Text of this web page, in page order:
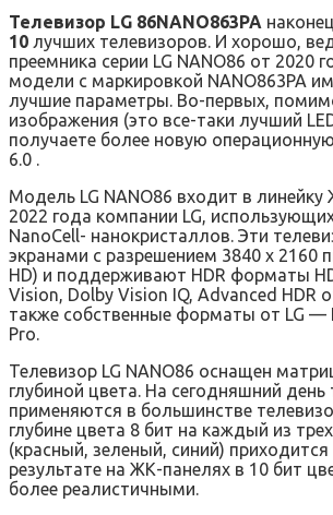
Телевизор LG 86NANO863PA
10 лучших телевизоров. И хорошо,
преемника серии LG NANO86 от 2020
модели с маркировкой NANO863PA
лучшие параметры. Во-первых,
изображения (это все-таки лучший
получаете более новую
6.0 .
Модель LG NANO86 входит в
2022 года компании LG,
NanoCell- нанокристаллов. Эти
экранами с разрешением 3840 x 2160
HD) и поддерживают HDR форматы
Vision, Dolby Vision IQ, Advanced HDR
также собственные форматы от LG —
Pro.
Телевизор LG NANO86 оснащен
глубиной цвета. На сегодняшний
применяются в большинстве
глубине цвета 8 бит на каждый из
(красный, зеленый, синий)
результате на ЖК-панелях в 10 бит
более реалистичными.